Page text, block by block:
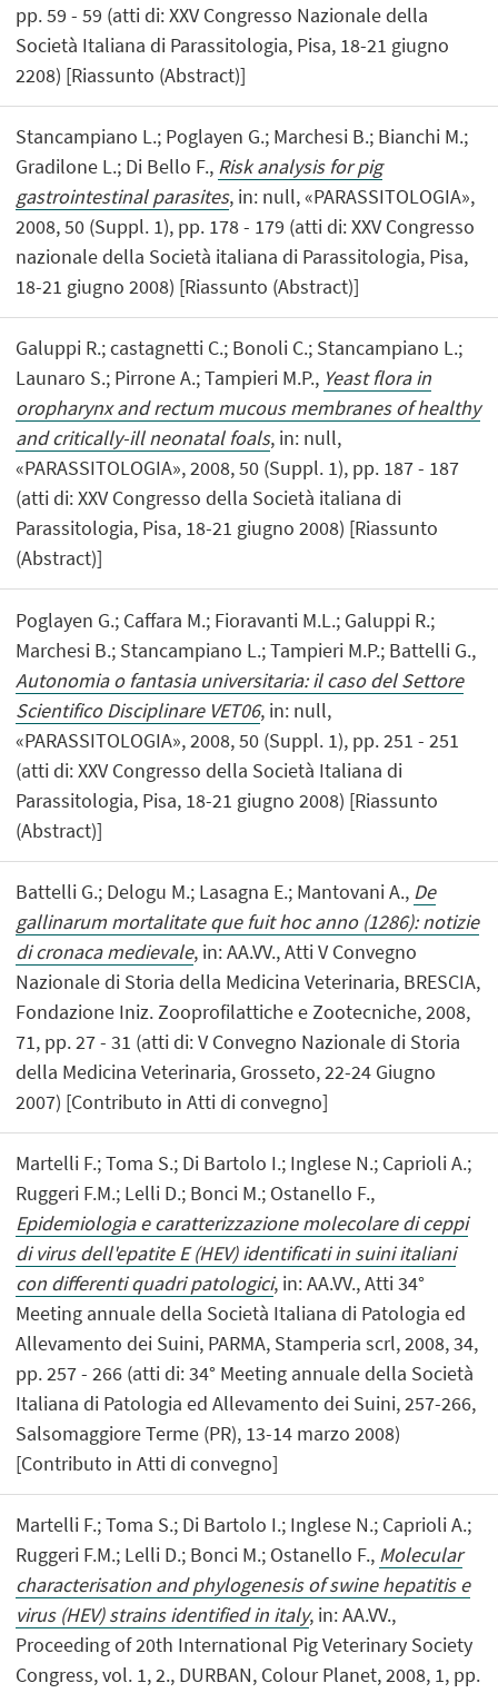
pp. 59 - 59 (atti di: XXV Congresso Nazionale della
Società Italiana di Parassitologia, Pisa, 18-21 giugno
2208) [Riassunto (Abstract)]
Stancampiano L.; Poglayen G.; Marchesi B.; Bianchi M.;
Gradilone L.; Di Bello F., Risk analysis for pig
gastrointestinal parasites, in: null, «PARASSITOLOGIA»,
2008, 50 (Suppl. 1), pp. 178 - 179 (atti di: XXV Congresso
nazionale della Società italiana di Parassitologia, Pisa,
18-21 giugno 2008) [Riassunto (Abstract)]
Galuppi R.; castagnetti C.; Bonoli C.; Stancampiano L.;
Launaro S.; Pirrone A.; Tampieri M.P., Yeast flora in
oropharynx and rectum mucous membranes of healthy
and critically-ill neonatal foals, in: null,
«PARASSITOLOGIA», 2008, 50 (Suppl. 1), pp. 187 - 187
(atti di: XXV Congresso della Società italiana di
Parassitologia, Pisa, 18-21 giugno 2008) [Riassunto
(Abstract)]
Poglayen G.; Caffara M.; Fioravanti M.L.; Galuppi R.;
Marchesi B.; Stancampiano L.; Tampieri M.P.; Battelli G.,
Autonomia o fantasia universitaria: il caso del Settore
Scientifico Disciplinare VET06, in: null,
«PARASSITOLOGIA», 2008, 50 (Suppl. 1), pp. 251 - 251
(atti di: XXV Congresso della Società Italiana di
Parassitologia, Pisa, 18-21 giugno 2008) [Riassunto
(Abstract)]
Battelli G.; Delogu M.; Lasagna E.; Mantovani A., De
gallinarum mortalitate que fuit hoc anno (1286): notizie
di cronaca medievale, in: AA.VV., Atti V Convegno
Nazionale di Storia della Medicina Veterinaria, BRESCIA,
Fondazione Iniz. Zooprofilattiche e Zootecniche, 2008,
71, pp. 27 - 31 (atti di: V Convegno Nazionale di Storia
della Medicina Veterinaria, Grosseto, 22-24 Giugno
2007) [Contributo in Atti di convegno]
Martelli F.; Toma S.; Di Bartolo I.; Inglese N.; Caprioli A.;
Ruggeri F.M.; Lelli D.; Bonci M.; Ostanello F.,
Epidemiologia e caratterizzazione molecolare di ceppi
di virus dell'epatite E (HEV) identificati in suini italiani
con differenti quadri patologici, in: AA.VV., Atti 34°
Meeting annuale della Società Italiana di Patologia ed
Allevamento dei Suini, PARMA, Stamperia scrl, 2008, 34,
pp. 257 - 266 (atti di: 34° Meeting annuale della Società
Italiana di Patologia ed Allevamento dei Suini, 257-266,
Salsomaggiore Terme (PR), 13-14 marzo 2008)
[Contributo in Atti di convegno]
Martelli F.; Toma S.; Di Bartolo I.; Inglese N.; Caprioli A.;
Ruggeri F.M.; Lelli D.; Bonci M.; Ostanello F., Molecular
characterisation and phylogenesis of swine hepatitis e
virus (HEV) strains identified in italy, in: AA.VV.,
Proceeding of 20th International Pig Veterinary Society
Congress, vol. 1, 2., DURBAN, Colour Planet, 2008, 1, pp.